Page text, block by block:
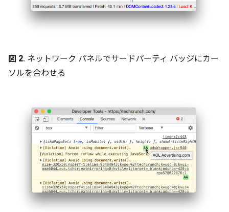
図 2. ネットワーク パネルでサードパーティ バッジにカー
ソルを合わせる